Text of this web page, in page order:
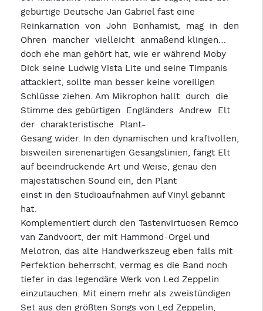
gebürtige Deutsche Jan Gabriel fast eine
Reinkarnation von John Bonhamist, mag in den
Ohren mancher vielleicht anmaßend klingen…
doch ehe man gehört hat, wie er während Moby
Dick seine Ludwig Vista Lite und seine Timpanis
attackiert, sollte man besser keine voreiligen
Schlüsse ziehen. Am Mikrophon hallt durch die
Stimme des gebürtigen Engländers Andrew Elt
der charakteristische Plant-
Gesang wider. In den dynamischen und kraftvollen,
bisweilen sirenenartigen Gesangslinien, fängt Elt
auf beeindruckende Art und Weise, genau den
majestätischen Sound ein, den Plant
einst in den Studioaufnahmen auf Vinyl gebannt
hat.
Komplementiert durch den Tastenvirtuosen Remco
van Zandvoort, der mit Hammond-Orgel und
Melotron, das alte Handwerkszeug eben falls mit
Perfektion beherrscht, vermag es die Band noch
tiefer in das legendäre Werk von Led Zeppelin
einzutauchen. Mit einem mehr als zweistündigen
Set aus den größten Songs von Led Zeppelin,